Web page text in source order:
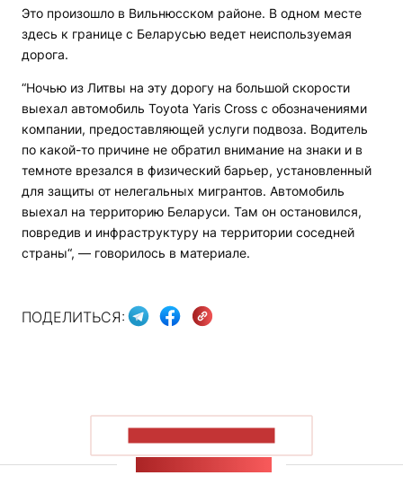
Это произошло в Вильнюсском районе. В одном месте
здесь к границе с Беларусью ведет неиспользуемая
дорога.
“Ночью из Литвы на эту дорогу на большой скорости
выехал автомобиль Toyota Yaris Cross с обозначениями
компании, предоставляющей услуги подвоза. Водитель
по какой-то причине не обратил внимание на знаки и в
темноте врезался в физический барьер, установленный
для защиты от нелегальных мигрантов. Автомобиль
выехал на территорию Беларуси. Там он остановился,
повредив и инфраструктуру на территории соседней
страны“, — говорилось в материале.
ПОДЕЛИТЬСЯ: